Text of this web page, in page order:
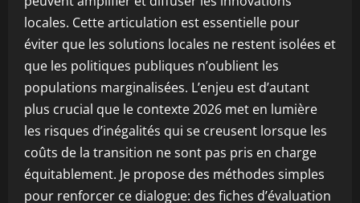
locales. Cette articulation est essentielle pour
éviter que les solutions locales ne restent isolées et
que les politiques publiques n’oublient les
populations marginalisées. L’enjeu est d’autant
plus crucial que le contexte 2026 met en lumière
les risques d’inégalités qui se creusent lorsque les
coûts de la transition ne sont pas pris en charge
équitablement. Je propose des méthodes simples
pour renforcer ce dialogue: des fiches d’évaluation